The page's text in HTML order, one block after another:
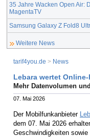
35 Jahre Wacken Open Air:
MagentaTV
Samsung Galaxy Z Fold8
Weitere News
tarif4you.de > News
Lebara wertet
Mehr Datenvolumen
07. Mai 2026
Der Mobilfunkanbieter
dem 07. Mai 2026
Geschwindigkeiten